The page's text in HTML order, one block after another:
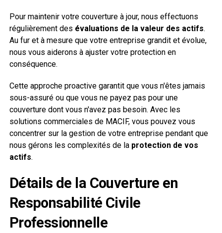
Pour maintenir votre couverture à jour, nous effectuons
régulièrement des évaluations de la valeur des actifs.
Au fur et à mesure que votre entreprise grandit et évolue,
nous vous aiderons à ajuster votre protection en
conséquence.
Cette approche proactive garantit que vous n'êtes jamais
sous-assuré ou que vous ne payez pas pour une
couverture dont vous n'avez pas besoin. Avec les
solutions commerciales de MACIF, vous pouvez vous
concentrer sur la gestion de votre entreprise pendant que
nous gérons les complexités de la protection de vos
actifs.
Détails de la Couverture en
Responsabilité Civile
Professionnelle